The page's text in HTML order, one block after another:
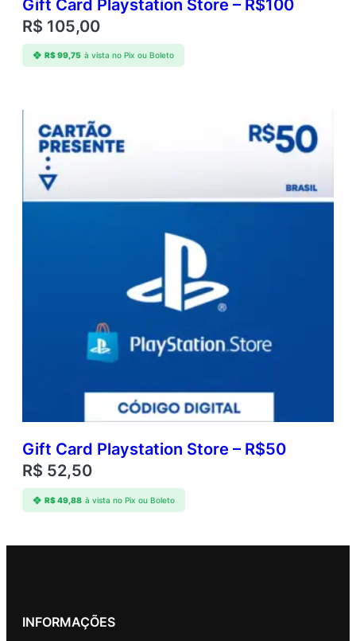
Gift Card Playstation Store – R$100
R$ 105,00
R$99,75 à vista no Pix ou Boleto
Gift Card Playstation Store – R$50
R$ 52,50
R$49,88 à vista no Pix ou Boleto
INFORMAÇÕES